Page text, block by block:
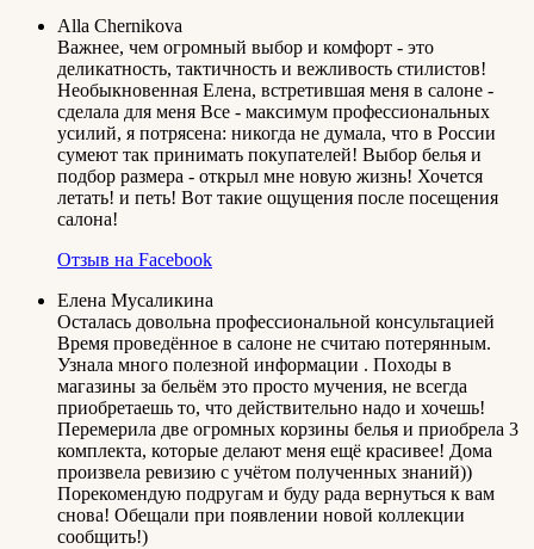
Alla Chernikova
Важнее, чем огромный выбор и комфорт - это
деликатность, тактичность и вежливость стилистов!
Необыкновенная Елена, встретившая меня в салоне -
сделала для меня Все - максимум профессиональных
усилий, я потрясена: никогда не думала, что в России
сумеют так принимать покупателей! Выбор белья и
подбор размера - открыл мне новую жизнь! Хочется
летать! и петь! Вот такие ощущения после посещения
салона!
Отзыв на Facebook
Елена Мусаликина
Осталась довольна профессиональной консультацией
Время проведённое в салоне не считаю потерянным.
Узнала много полезной информации . Походы в
магазины за бельём это просто мучения, не всегда
приобретаешь то, что действительно надо и хочешь!
Перемерила две огромных корзины белья и приобрела 3
комплекта, которые делают меня ещё красивее! Дома
произвела ревизию с учётом полученных знаний))
Порекомендую подругам и буду рада вернуться к вам
снова! Обещали при появлении новой коллекции
сообщить!)